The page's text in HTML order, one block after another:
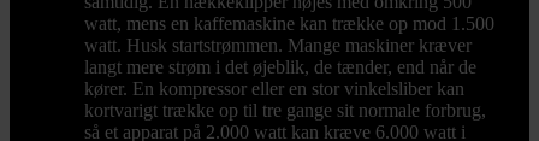
watt, mens en kaffemaskine kan trække op mod 1.500
watt. Husk startstrømmen. Mange maskiner kræver
langt mere strøm i det øjeblik, de tænder, end når de
kører. En kompressor eller en stor vinkelsliber kan
kortvarigt trække op til tre gange sit normale forbrug,
så et apparat på 2.000 watt kan kræve 6.000 watt i